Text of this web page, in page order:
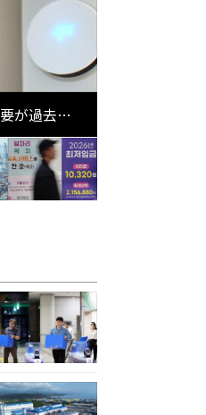
が過去最
体制を点